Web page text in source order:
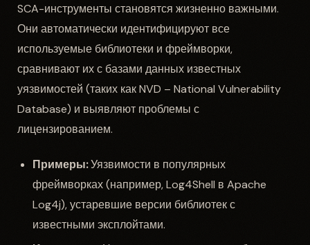
SCA-инструменты становятся жизненно важными.
Они автоматически идентифицируют все
используемые библиотеки и фреймворки,
сравнивают их с базами данных известных
уязвимостей (таких как NVD – National Vulnerability
Database) и выявляют проблемы с
лицензированием.
Примеры:Уязвимости в популярных
фреймворках (например, Log4Shell в Apache
Log4j), устаревшие версии библиотек с
известными эксплойтами.